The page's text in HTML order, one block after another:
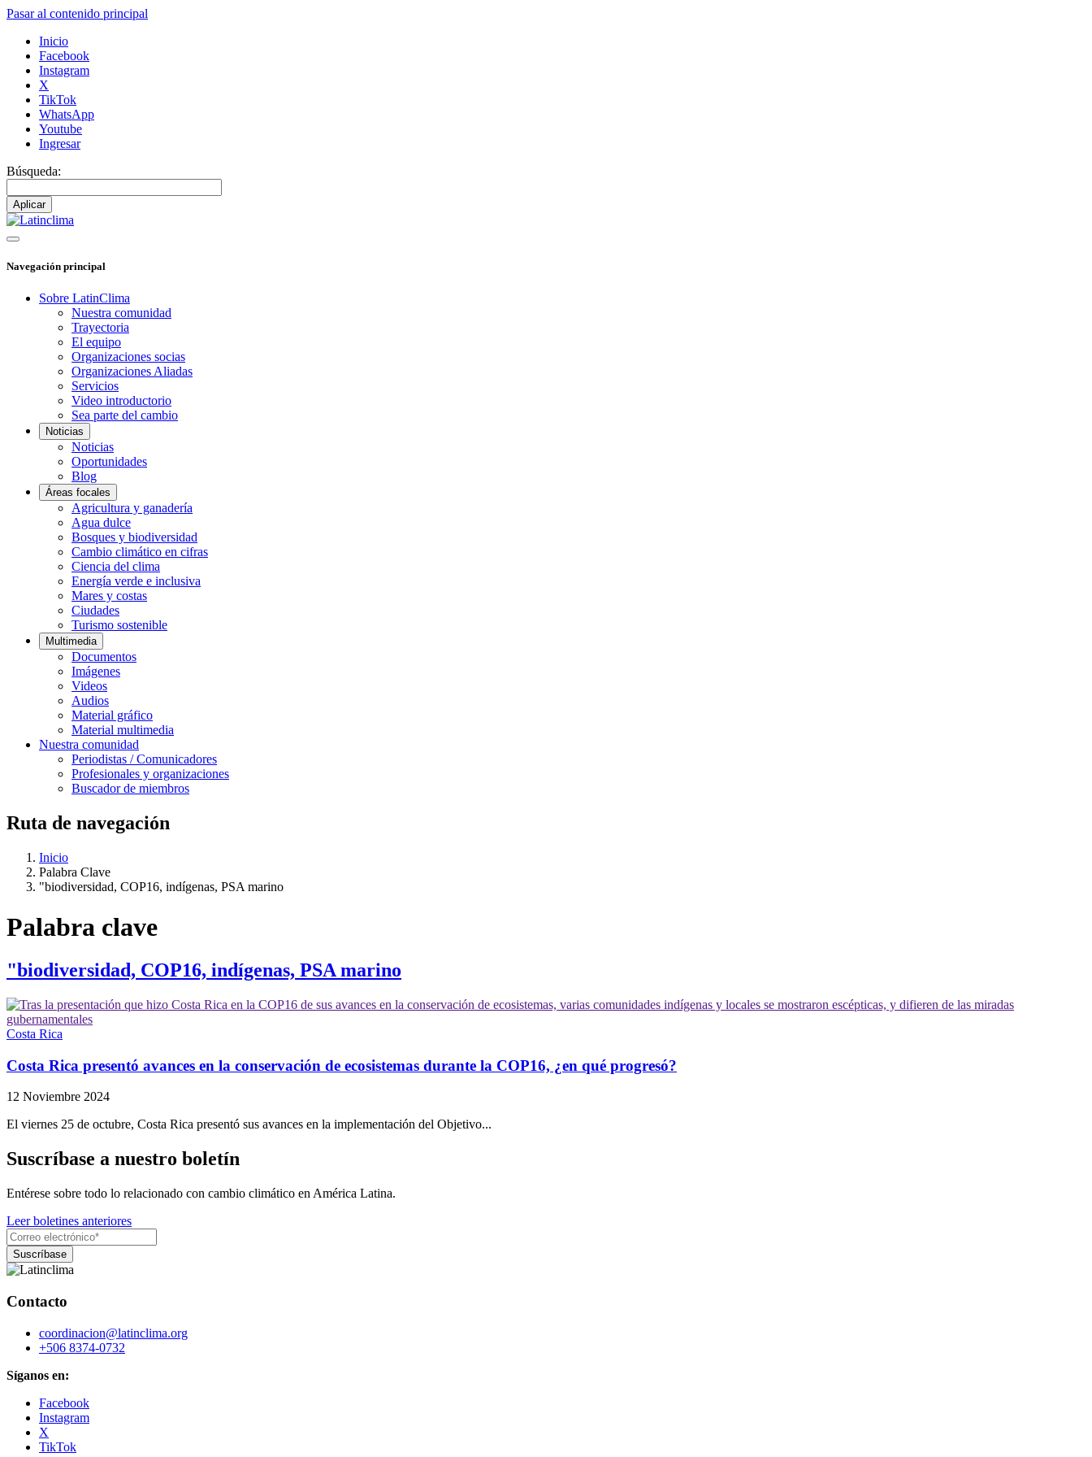
Pasar al contenido principal
Inicio
Facebook
Instagram
X
TikTok
WhatsApp
Youtube
Ingresar
Búsqueda:
Navegación principal
Sobre LatinClima
Nuestra comunidad
Trayectoria
El equipo
Organizaciones socias
Organizaciones Aliadas
Servicios
Video introductorio
Sea parte del cambio
Noticias
Noticias
Oportunidades
Blog
Áreas focales
Agricultura y ganadería
Agua dulce
Bosques y biodiversidad
Cambio climático en cifras
Ciencia del clima
Energía verde e inclusiva
Mares y costas
Ciudades
Turismo sostenible
Multimedia
Documentos
Imágenes
Videos
Audios
Material gráfico
Material multimedia
Nuestra comunidad
Periodistas / Comunicadores
Profesionales y organizaciones
Buscador de miembros
Ruta de navegación
Inicio
Palabra Clave
"biodiversidad, COP16, indígenas, PSA marino
Palabra clave
"biodiversidad, COP16, indígenas, PSA marino
Costa Rica
Costa Rica presentó avances en la conservación de ecosistemas durante la COP16, ¿en qué progresó?
12 Noviembre 2024
El viernes 25 de octubre, Costa Rica presentó sus avances en la implementación del Objetivo...
Suscríbase a nuestro boletín
Entérese sobre todo lo relacionado con cambio climático en América Latina.
Leer boletines anteriores
Contacto
coordinacion@latinclima.org
+506 8374-0732
Síganos en:
Facebook
Instagram
X
TikTok